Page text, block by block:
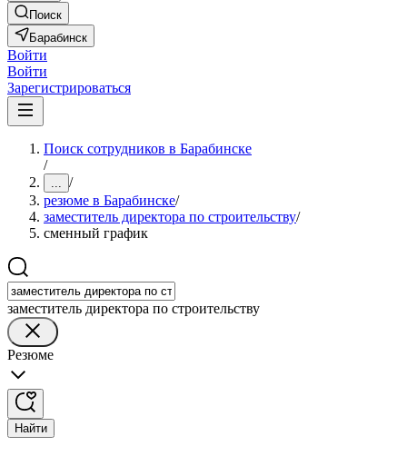
Поиск
Барабинск
Войти
Войти
Зарегистрироваться
Поиск сотрудников в Барабинске
/
... /
резюме в Барабинске/
заместитель директора по строительству/
сменный график
заместитель директора по строительству
Резюме
Найти